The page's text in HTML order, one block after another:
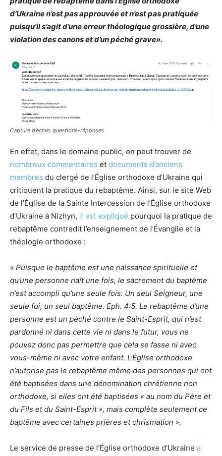
d’Ukraine n’est pas approuvée et n’est pas pratiquée
puisqu’il s’agit d’une erreur théologique grossière, d’une
violation des canons et d’un péché grave».
Capture d’écran: questions-réponses
En effet, dans le domaine public, on peut trouver de
nombreux commentaires et documents d’anciens
membres du clergé de l’Église orthodoxe d’Ukraine qui
critiquent la pratique du rebaptême. Ainsi, sur le site Web
de l’Église de la Sainte Intercession de l’Église orthodoxe
d’Ukraine à Nizhyn, il est expliqué pourquoi la pratique de
rebaptême contredit l’enseignement de l’Évangile et la
théologie orthodoxe :
« Puisque le baptême est une naissance spirituelle et
qu’une personne naît une fois, le sacrement du baptême
n’est accompli qu’une seule fois. Un seul Seigneur, une
seule foi, un seul baptême. Eph. 4:5. Le rebaptême d’une
personne est un péché contre le Saint-Esprit, qui n’est
pardonné ni dans cette vie ni dans le futur, vous ne
pouvez donc pas permettre que cela se fasse ni avec
vous-même ni avec votre enfant. L’Église orthodoxe
n’autorise pas le rebaptême même des personnes qui ont
été baptisées dans une dénomination chrétienne non
orthodoxe, si elles ont été baptisées « au nom du Père et
du Fils et du Saint-Esprit », mais complète seulement ce
baptême avec certaines prières et chrismation ».
Le service de presse de l’Église orthodoxe d’Ukraine a